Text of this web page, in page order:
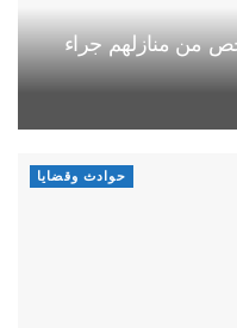
من 20 ألف شخص من منازلهم جراء
حوادث وقضايا